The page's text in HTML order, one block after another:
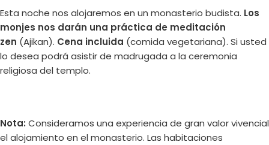
Esta noche nos alojaremos en un monasterio budista. Los
monjes nos darán una práctica de meditación
zen (Ajikan). Cena incluida (comida vegetariana). Si usted
lo desea podrá asistir de madrugada a la ceremonia
religiosa del templo.
Nota: Consideramos una experiencia de gran valor vivencial
el alojamiento en el monasterio. Las habitaciones